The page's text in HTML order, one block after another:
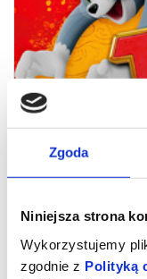
Zgoda
Niniejsza strona
Wykorzystujemy
zgodnie z Polityką